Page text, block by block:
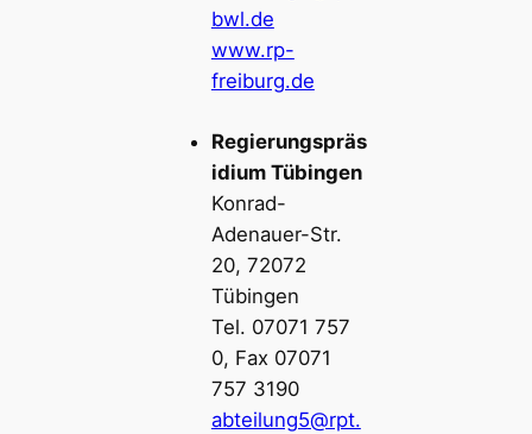
bwl.de
www.rp-
freiburg.de
Regierungspräs
idium Tübingen
Konrad-
Adenauer-Str.
20, 72072
Tübingen
Tel. 07071 757
0, Fax 07071
757 3190
abteilung5@rpt.